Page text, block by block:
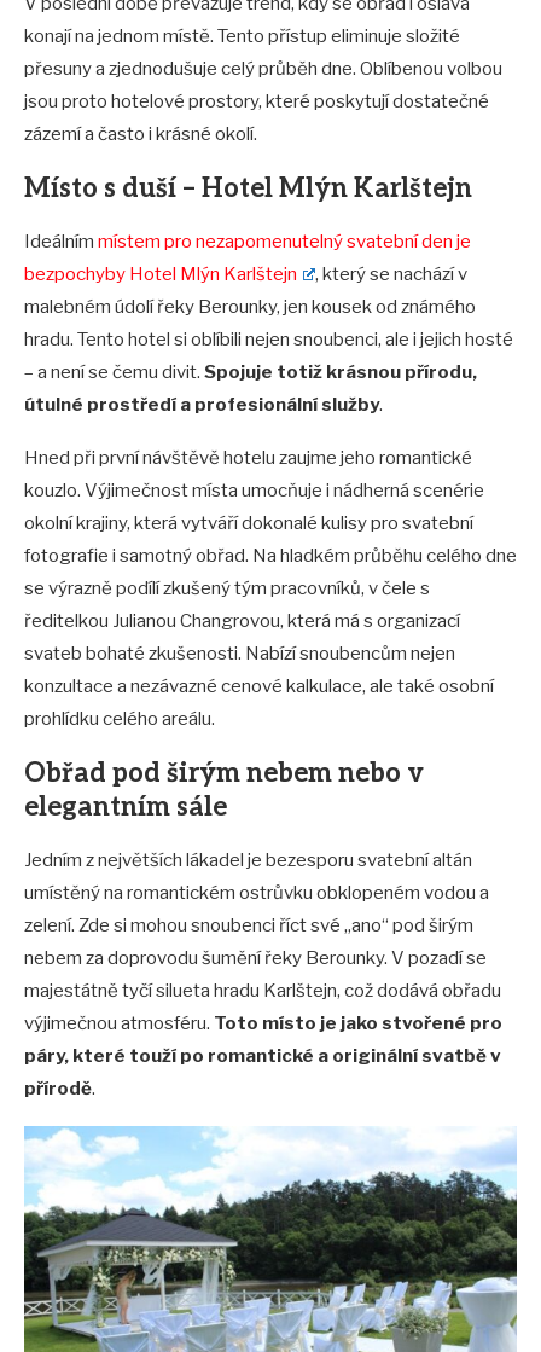
konají na jednom místě. Tento přístup eliminuje složité
přesuny a zjednodušuje celý průběh dne. Oblíbenou volbou
jsou proto hotelové prostory, které poskytují dostatečné
zázemí a často i krásné okolí.
Místo s duší – Hotel Mlýn Karlštejn
Ideálním místem pro nezapomenutelný svatební den je
bezpochyby Hotel Mlýn Karlštejn
, který se nachází v
malebném údolí řeky Berounky, jen kousek od známého
hradu. Tento hotel si oblíbili nejen snoubenci, ale i jejich hosté
– a není se čemu divit. Spojuje totiž krásnou přírodu,
útulné prostředí a profesionální služby.
Hned při první návštěvě hotelu zaujme jeho romantické
kouzlo. Výjimečnost místa umocňuje i nádherná scenérie
okolní krajiny, která vytváří dokonalé kulisy pro svatební
fotografie i samotný obřad. Na hladkém průběhu celého dne
se výrazně podílí zkušený tým pracovníků, v čele s
ředitelkou Julianou Changrovou, která má s organizací
svateb bohaté zkušenosti. Nabízí snoubencům nejen
konzultace a nezávazné cenové kalkulace, ale také osobní
prohlídku celého areálu.
Obřad pod širým nebem nebo v
elegantním sále
Jedním z největších lákadel je bezesporu svatební altán
umístěný na romantickém ostrůvku obklopeném vodou a
zelení. Zde si mohou snoubenci říct své „ano“ pod širým
nebem za doprovodu šumění řeky Berounky. V pozadí se
majestátně tyčí silueta hradu Karlštejn, což dodává obřadu
výjimečnou atmosféru. Toto místo je jako stvořené pro
páry, které touží po romantické a originální svatbě v
přírodě.